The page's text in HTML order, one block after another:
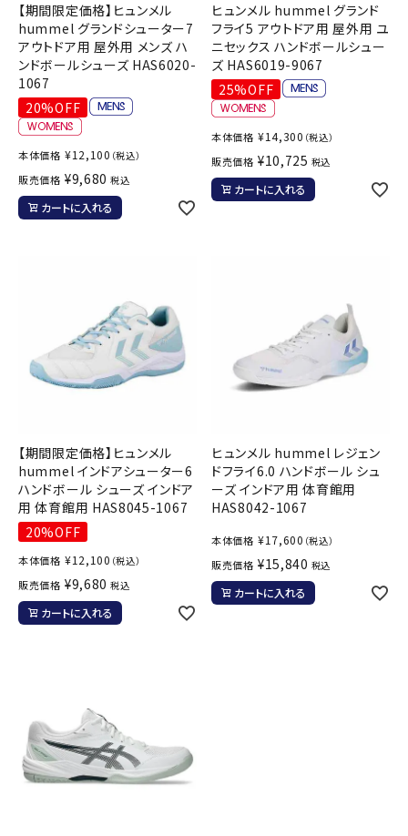
【期間限定価格】ヒュンメル
hummel グランドシューター7
アウトドア用 屋外用 メンズ ハ
ンドボールシューズ HAS6020-
1067
20%OFF
本体価格 ¥12,100 （税込）
販売価格 ¥9,680 税込
カートに入れる
ヒュンメル hummel グランド
フライ5 アウトドア用 屋外用 ユ
ニセックス ハンドボールシュー
ズ HAS6019-9067
25%OFF
本体価格 ¥14,300 （税込）
販売価格 ¥10,725 税込
カートに入れる
【期間限定価格】ヒュンメル
hummel インドアシューター6
ハンドボール シューズ インドア
用 体育館用 HAS8045-1067
20%OFF
本体価格 ¥12,100 （税込）
販売価格 ¥9,680 税込
カートに入れる
ヒュンメル hummel レジェン
ドフライ6.0 ハンドボール シュ
ーズ インドア用 体育館用
HAS8042-1067
本体価格 ¥17,600 （税込）
販売価格 ¥15,840 税込
カートに入れる